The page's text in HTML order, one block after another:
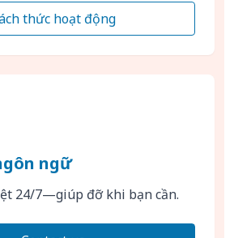
thức hoạt động
ngữ
24/7—giúp đỡ khi bạn cần.